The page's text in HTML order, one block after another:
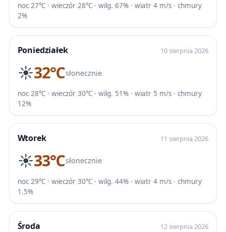
noc 27℃ · wieczór 28℃ · wilg. 67% · wiatr 4 m/s · chmury
2%
Poniedziałek 10 sierpnia 2026
☀️32℃słonecznie
noc 28℃ · wieczór 30℃ · wilg. 51% · wiatr 5 m/s · chmury
12%
Wtorek 11 sierpnia 2026
☀️33℃słonecznie
noc 29℃ · wieczór 30℃ · wilg. 44% · wiatr 4 m/s · chmury
1.5%
Środa 12 sierpnia 2026